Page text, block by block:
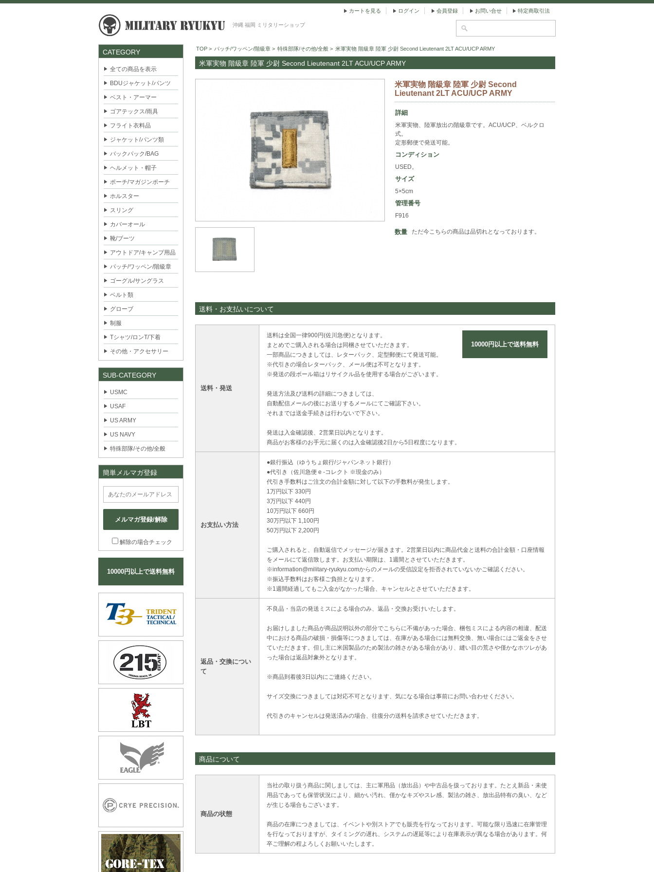
沖縄 福岡 ミリタリーショップ
カートを見る ログイン 会員登録 お問い合せ 特定商取引法
CATEGORY
全ての商品を表示
BDUジャケット/パンツ
ベスト・アーマー
ゴアテックス/雨具
フライト衣料品
ジャケット/パンツ類
バックパック/BAG
ヘルメット・帽子
ポーチ/マガジンポーチ
ホルスター
スリング
カバーオール
靴/ブーツ
アウトドア/キャンプ用品
パッチ/ワッペン/階級章
ゴーグル/サングラス
ベルト類
グローブ
制服
Tシャツ/ロンT/下着
その他・アクセサリー
SUB-CATEGORY
USMC
USAF
US ARMY
US NAVY
特殊部隊/その他/全般
簡単メルマガ登録
メルマガ登録/解除
解除の場合チェック
10000円以上で送料無料
TOP > パッチ/ワッペン/階級章 > 特殊部隊/その他/全般 > 米軍実物 階級章 陸軍 少尉 Second Lieutenant 2LT ACU/UCP ARMY
米軍実物 階級章 陸軍 少尉 Second Lieutenant 2LT ACU/UCP ARMY
米軍実物 階級章 陸軍 少尉 Second
Lieutenant 2LT ACU/UCP ARMY
詳細
米軍実物、陸軍放出の階級章です。ACU/UCP、ベルクロ
式。
定形郵便で発送可能。
コンディション
USED。
サイズ
5×5cm
管理番号
F916
数量 ただ今こちらの商品は品切れとなっております。
送料・お支払いについて
送料・発送
10000円以上で送料無料
送料は全国一律900円(佐川急便)となります。
まとめでご購入される場合は同梱させていただきます。
一部商品につきましては、レターパック、定型郵便にて発送可能。
※代引きの場合レターパック、メール便は不可となります。
※発送の段ボール箱はリサイクル品を使用する場合がございます。
発送方法及び送料の詳細につきましては、
自動配信メールの後にお送りするメールにてご確認下さい。
それまでは送金手続きは行わないで下さい。
発送は入金確認後、2営業日以内となります。
商品がお客様のお手元に届くのは入金確認後2日から5日程度になります。
お支払い方法
●銀行振込（ゆうちょ銀行/ジャパンネット銀行）
●代引き（佐川急便 e -コレクト ※現金のみ）
代引き手数料はご注文の合計金額に対して以下の手数料が発生します。
1万円以下 330円
3万円以下 440円
10万円以下 660円
30万円以下 1,100円
50万円以下 2,200円
ご購入されると、自動返信でメッセージが届きます。2営業日以内に商品代金と送料の合計金額・口座情報
をメールにて返信致します。お支払い期限は、1週間とさせていただきます。
※information@military-ryukyu.comからのメールの受信設定を拒否されていないかご確認ください。
※振込手数料はお客様ご負担となります。
※1週間経過してもご入金がなかった場合、キャンセルとさせていただきます。
返品・交換につい
て
不良品・当店の発送ミスによる場合のみ、返品・交換お受けいたします。
お届けしました商品が商品説明以外の部分でこちらに不備があった場合、梱包ミスによる内容の相違、配送
中における商品の破損・損傷等につきましては、在庫がある場合には無料交換、無い場合にはご返金をさせ
ていただきます。但し主に米国製品のため製法の雑さがある場合があり、縫い目の荒さや僅かなホツレがあ
った場合は返品対象外となります。
※商品到着後3日以内にご連絡ください。
サイズ交換につきましては対応不可となります、気になる場合は事前にお問い合わせください。
代引きのキャンセルは発送済みの場合、往復分の送料を請求させていただきます。
商品について
商品の状態
当社の取り扱う商品に関しましては、主に軍用品（放出品）や中古品を扱っております。たとえ新品・未使
用品であっても保管状況により、細かい汚れ、僅かなキズやスレ感、製法の雑さ、放出品特有の臭い、など
が生じる場合もございます。
商品の在庫につきましては、イベントや別ストアでも販売を行なっております。可能な限り迅速に在庫管理
を行なっておりますが、タイミングの遅れ、システムの遅延等により在庫表示が異なる場合があります。何
卒ご理解の程よろしくお願いいたします。